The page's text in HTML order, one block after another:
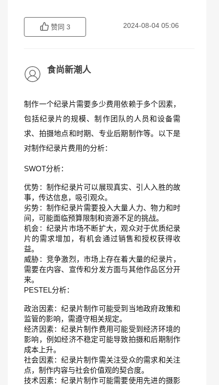
赞同 3 2024-08-04 05:06
食尚新潮人
制作一个纪录片需要多少费用依赖于多个因素，
包括纪录片的规模、制作团队的人员和设备需
求、拍摄地点和时期、专业后期制作等。以下是
对制作纪录片费用的分析：
SWOT分析：
优势：制作纪录片可以展现真实、引人入胜的故
事，传达信息，吸引观众。
劣势：制作纪录片需要投入大量人力、物力和时
间，可能面临预算限制和资源不足的挑战。
机会：纪录片市场不断扩大，观众对于优质纪录
片的需求增加，有机会通过销售和授权获得收
益。
威胁：竞争激烈，市场上存在着大量的纪录片，
需要在内容、宣传和分发方面与其他作品区分开
来。
PESTEL分析：
政治因素：纪录片制作可能受到当地政府政策和
监管的影响，需遵守相关规定。
经济因素：纪录片制作费用可能受到经济环境的
影响，例如经济不稳定可能导致拍摄和后期制作
成本上升。
社会因素：纪录片制作需关注受众的需求和关注
点，制作内容与社会价值观的契合度。
技术因素：纪录片制作可能需要使用先进的摄影